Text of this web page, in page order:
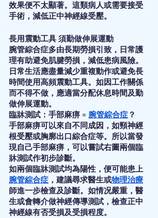
效果便不太顯著。這類病人或需要接受
手術，減低正中神經線受壓。
長用震動工具 須勤做伸展運動
腕管綜合症多由長期勞損引致，日常護
理有助避免肌腱勞損，減低患病風險。
日常生活應盡量減少重複動作或避免長
時間使用高頻震動工具。如因工作關係
而不得不做，應適當分配休息時間及勤
做伸展運動。
臨牀測試：手部麻痹 = 腕管綜合症 ？
手部麻痹可以來自不同成因，如頸神經
根受壓或胸廓出口綜合症等。所以當發
現自己手部麻痹，可以嘗試右圖兩個臨
牀測試作初步診斷。
如兩個臨牀測試均為陽性，便可能患上
腕管綜合症 ，建議尋求醫生或物理治療
師進一步檢查及診斷。如情况嚴重，醫
生或會轉介做神經傳導測試，檢查正中
神經線有否受損及受損程度。